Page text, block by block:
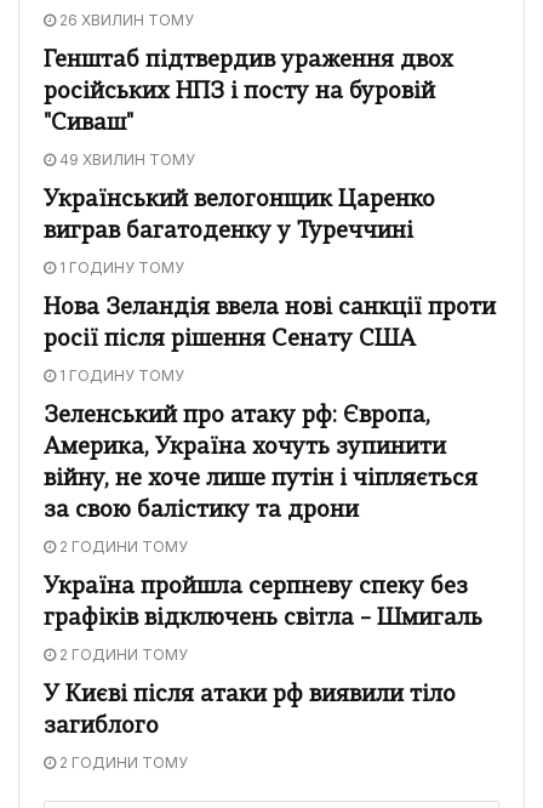
26 ХВИЛИН ТОМУ
Генштаб підтвердив ураження двох
російських НПЗ і посту на буровій
"Сиваш"
49 ХВИЛИН ТОМУ
Український велогонщик Царенко
виграв багатоденку у Туреччині
1 ГОДИНУ ТОМУ
Нова Зеландія ввела нові санкції проти
росії після рішення Сенату США
1 ГОДИНУ ТОМУ
Зеленський про атаку рф: Європа,
Америка, Україна хочуть зупинити
війну, не хоче лише путін і чіпляється
за свою балістику та дрони
2 ГОДИНИ ТОМУ
Україна пройшла серпневу спеку без
графіків відключень світла – Шмигаль
2 ГОДИНИ ТОМУ
У Києві після атаки рф виявили тіло
загиблого
2 ГОДИНИ ТОМУ